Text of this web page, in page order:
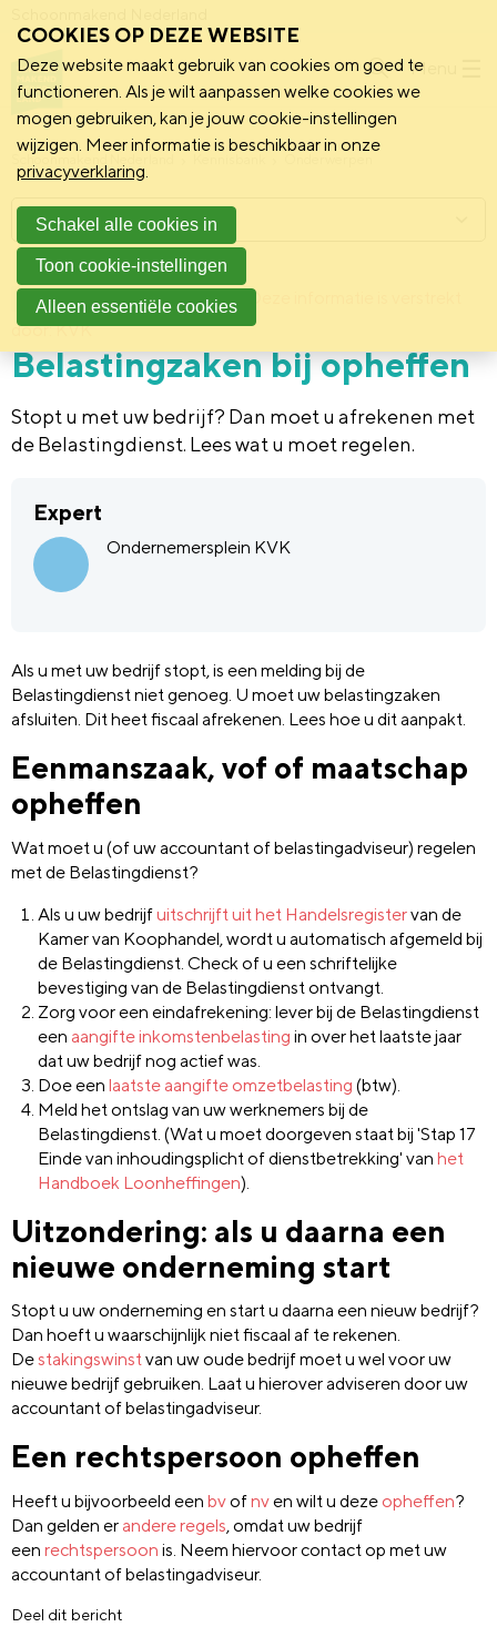
Menu
Schoonmakend Nederland
Achtergrond 22 augustus 2012
Deze informatie is verstrekt
door: KVK
Belastingzaken bij opheffen
Stopt u met uw bedrijf? Dan moet u afrekenen met
de Belastingdienst. Lees wat u moet regelen.
Expert
Ondernemersplein KVK
Als u met uw bedrijf stopt, is een melding bij de
Belastingdienst niet genoeg. U moet uw belastingzaken
afsluiten. Dit heet fiscaal afrekenen. Lees hoe u dit aanpakt.
Eenmanszaak, vof of maatschap
opheffen
Wat moet u (of uw accountant of belastingadviseur) regelen
met de Belastingdienst?
Als u uw bedrijfuitschrijft uit het Handelsregistervan de
Kamer van Koophandel, wordt u automatisch afgemeld bij
de Belastingdienst. Check of u een schriftelijke
bevestiging van de Belastingdienst ontvangt.
Zorg voor een eindafrekening: lever bij de Belastingdienst
een aangifte inkomstenbelasting in over het laatste jaar
dat uw bedrijf nog actief was.
Doe een laatste aangifte omzetbelasting (btw).
Meld het ontslag van uw werknemers bij de
Belastingdienst. (Wat u moet doorgeven staat bij 'Stap 17
Einde van inhoudingsplicht of dienstbetrekking' van het
Handboek Loonheffingen).
Uitzondering: als u daarna een
nieuwe onderneming start
Stopt u uw onderneming en start u daarna een nieuw bedrijf?
Dan hoeft u waarschijnlijk niet fiscaal af te rekenen.
Destakingswinstvan uw oude bedrijf moet u wel voor uw
nieuwe bedrijf gebruiken. Laat u hierover adviseren door uw
accountant of belastingadviseur.
Een rechtspersoon opheffen
Heeft u bijvoorbeeld een bvofnven wilt u deze opheffen?
Dan gelden er andere regels, omdat uw bedrijf
een rechtspersoon is. Neem hiervoor contact op met uw
accountant of belastingadviseur.
Deel dit bericht
Menu
COOKIES OP DEZE WEBSITE
Deze website maakt gebruik van cookies om goed te
functioneren. Als je wilt aanpassen welke cookies we
mogen gebruiken, kan je jouw cookie-instellingen
wijzigen. Meer informatie is beschikbaar in onze
privacyverklaring.
Schakel alle cookies in
Toon cookie-instellingen
Alleen essentiële cookies